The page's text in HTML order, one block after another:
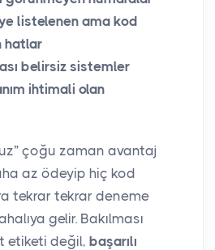
listelenen ama kod
hatlar
belirsiz sistemler
ihtimali olan
çoğu zaman avantaj
az ödeyip hiç kod
tekrar tekrar deneme
gelir. Bakılması
etiketi değil, başarılı